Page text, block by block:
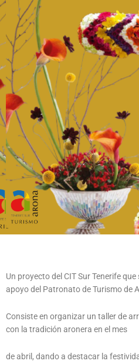
Un proyecto del CIT Sur Tenerife
apoyo del Patronato de Turismo de
Consiste en organizar un taller de
con la tradición aronera en el mes
de abril, dando a destacar la